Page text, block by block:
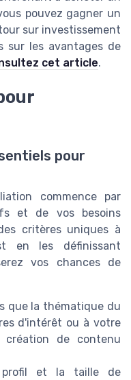
pouvez gagner un
sur investissement
sur les avantages de
cet article.
pour
commence par
et de vos besoins
critères uniques à
en les définissant
vos chances de
que la thématique du
d'intérêt ou à votre
de contenu
profil et la taille de